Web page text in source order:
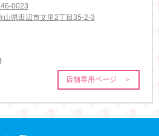
0023
山県田辺市文里2丁目35-2-3
店舗専用ページ ＞